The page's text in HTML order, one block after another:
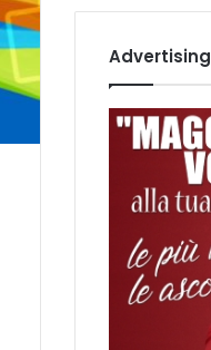
Advertising